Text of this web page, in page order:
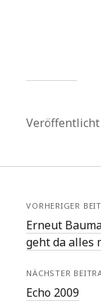
VORHERIGER
Erneut
geht da alles
NÄCHSTER
Echo 2009